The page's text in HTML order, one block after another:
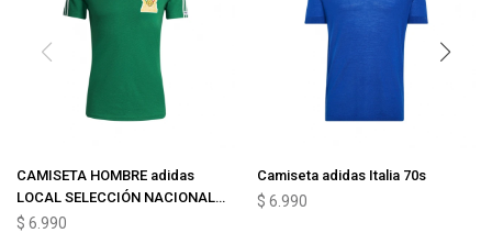
CAMISETA HOMBRE adidas
LOCAL SELECCIÓN NACIONAL
DE MÉXICO
$ 6.990
Camiseta adidas Italia 70s
$ 6.990